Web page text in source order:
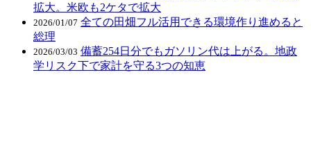
拡大。米欧も2ケタで拡大
2026/01/07 全ての田畑フル活用できる環境作り進めると
総理
2026/03/03 備蓄254日分でもガソリン代は上がる。地政
学リスク下で家計を守る3つの知恵